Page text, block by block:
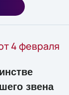
4 февраля
звена